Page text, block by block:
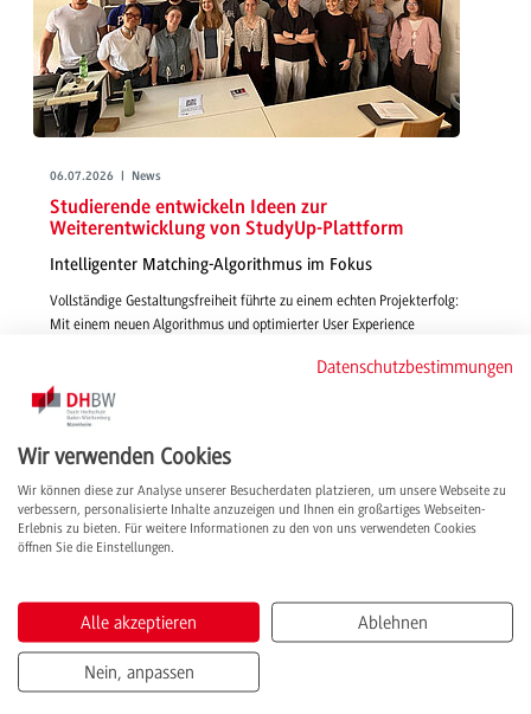
06.07.2026 | News
Studierende entwickeln Ideen zur
Weiterentwicklung von StudyUp-Plattform
Intelligenter Matching-Algorithmus im Fokus
Vollständige Gestaltungsfreiheit führte zu einem echten Projekterfolg:
Mit einem neuen Algorithmus und optimierter User Experience
smarte und passgenaue Features für die Vermittlung von Studienplätzen
über StudyUp.
weiterlesen
Datenschutzbestimmungen
Wir verwenden Cookies
Wir können diese zur Analyse unserer Besucherdaten platzieren, um unsere Webseite zu
verbessern, personalisierte Inhalte anzuzeigen und Ihnen ein großartiges Webseiten-
Erlebnis zu bieten. Für weitere Informationen zu den von uns verwendeten Cookies
öffnen Sie die Einstellungen.
Alle akzeptieren Ablehnen
Nein, anpassen